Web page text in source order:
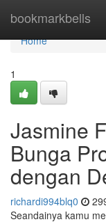
bookmarkbells
Home
Home
1
Jasmine
Bunga
dengan
richardi994blq0
Seandainya kamu